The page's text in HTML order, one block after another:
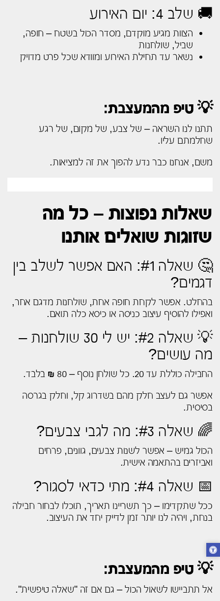
🚚 שלב 4: יום האירוע
הצוות מגיע מוקדם, מסדר הכול בשטח – חופה,
שביל, שולחנות
נשאר עד תחילת האירוע ומוודא שכל פרט מדויק
💡 טיפ מהמעצבת:
תתנו לנו השראה – של צבע, של מקום, של רגע
שחלמתם עליו.
משם, אנחנו כבר נדע להפוך את זה למציאות.
שאלות נפוצות – כל מה
שזוגות שואלים אותנו
🤔 שאלה #1: האם אפשר לשלב בין
דגמים?
בהחלט. אפשר לקחת חופה אחת, שולחנות מדגם אחר,
ואפילו להוסיף עיצוב כניסה או כיסא כלה תואם.
💡 שאלה #2: יש לי 30 שולחנות –
מה עושים?
החבילה כוללת עד 20. כל שולחן נוסף – 80 ₪ בלבד.
אפשר גם לעצב חלק מהם בשדרוג קל, וחלק בגרסה
בסיסית.
🌈 שאלה #3: מה לגבי צבעים?
הכול גמיש – אפשר לשנות צבעים, גוונים, פרחים
ואביזרים בהתאמה אישית.
📅 שאלה #4: מתי כדאי לסגור?
ככל שתקדימו – כך תשריינו תאריך, תוכלו לבחור חבילה
בנחת, ויהיה לנו יותר זמן לדייק יחד את העיצוב.
💡 טיפ מהמעצבת:
אל תתביישו לשאול הכול – גם אם זה "שאלה טיפשית".